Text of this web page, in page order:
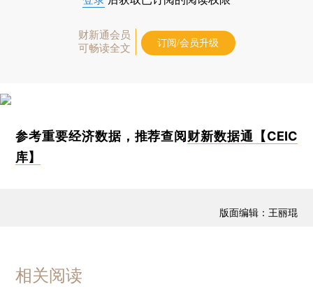
财新通会员
可畅读全文
订阅/会员升级
参考重要经济数据，推荐查阅 财新数据通【CEIC
库】
版面编辑：王丽琨
相关阅读